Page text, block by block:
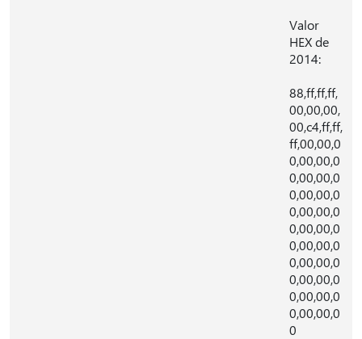
Valor
HEX de
2014:
88,ff,ff,ff,
00,00,00,
00,c4,ff,ff,
ff,00,00,0
0,00,00,0
0,00,00,0
0,00,00,0
0,00,00,0
0,00,00,0
0,00,00,0
0,00,00,0
0,00,00,0
0,00,00,0
0,00,00,0
0